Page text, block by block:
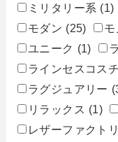
ミリタリー系 (1)
モダン (25) モ
ユニーク (1)
ラインセスコス
ラグジュアリー
リラックス (1)
レザーファクト